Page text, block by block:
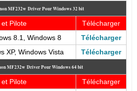
MF232w Driver Pour Windows 32 bit
Pilote
Télécharger
8.1, Windows 8
Télécharger
XP, Windows Vista Télécharger
MF232w Driver Pour Windows 64 bit
Pilote
Télécharger